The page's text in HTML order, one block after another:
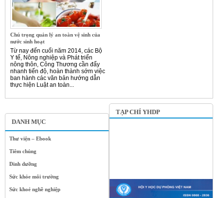
DANH MỤC
Thư viện – Ebook
Tiêm chủng
Dinh dưỡng
Sức khỏe môi trường
Sức khoẻ nghề nghiệp
Chú trọng quản lý an toàn vệ sinh của
nước sinh hoạt
Từ nay đến cuối năm 2014, các Bộ
Y tế, Nông nghiệp và Phát triển
nông thôn, Công Thương cần đẩy
nhanh tiến độ, hoàn thành sớm việc
ban hành các văn bản hướng dẫn
thực hiện Luật an toàn...
TẠP CHÍ YHDP